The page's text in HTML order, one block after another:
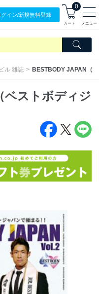
グイン/新規無料登録
0
カート メニュー
ル 雑誌 BESTBODY JAPAN（
ベストボディジ